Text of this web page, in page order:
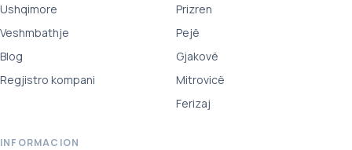
Ushqimore
Veshmbathje
Blog
Regjistro kompani
Prizren
Pejë
Gjakovë
Mitrovicë
Ferizaj
INFORMACION